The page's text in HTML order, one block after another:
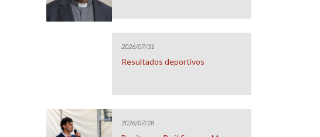
2026/07/31
Resultados deportivos
2026/07/28